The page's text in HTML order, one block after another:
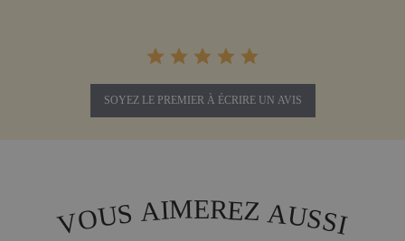
SOYEZ LE PREMIER À ÉCRIRE UN AVIS
VOUS AIMEREZ AUSSI